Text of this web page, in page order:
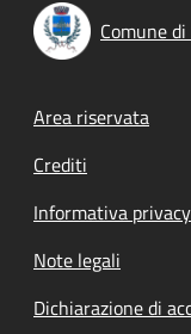
Comune
Footer
Area riservata
Crediti
Informativa privacy
Note legali
Dichiarazione di